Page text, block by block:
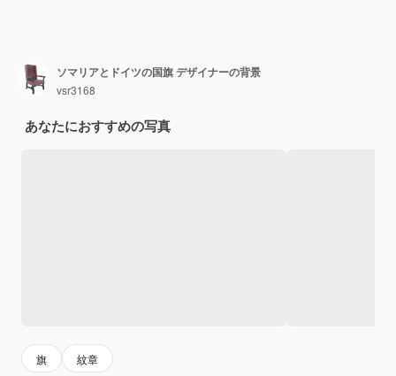
ソマリアとドイツの国旗 デザイナーの背景
vsr3168
あなたにおすすめの写真
旗 紋章